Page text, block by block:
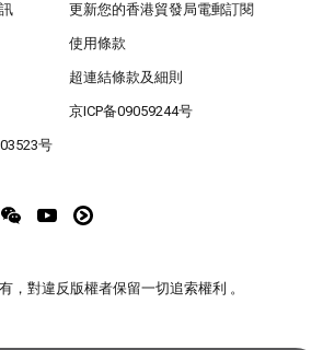
更新您的香港貿發局電郵訂閱
使用條款
超連結條款及細則
京ICP备09059244号
号
，對違反版權者保留一切追索權利 。